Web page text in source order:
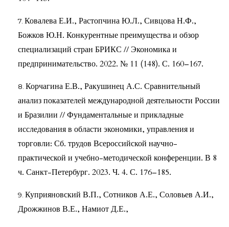
Ковалева Е.И., Растопчина Ю.Л., Сивцова Н.Ф.,
Божков Ю.Н. Конкурентные преимущества и обзор
специализаций стран БРИКС // Экономика и
предпринимательство. 2022. № 11 (148). С. 160–167.
Корчагина Е.В., Ракушинец А.С. Сравнительный
анализ показателей международной деятельности России
и Бразилии // Фундаментальные и прикладные
исследования в области экономики, управления и
торговли: Сб. трудов Всероссийской научно-
практической и учебно-методической конференции. В 8
ч. Санкт-Петербург. 2023. Ч. 4. С. 176–185.
Куприяновский В.П., Сотников А.Е., Соловьев А.И.,
Дрожжинов В.Е., Намиот Д.Е.,